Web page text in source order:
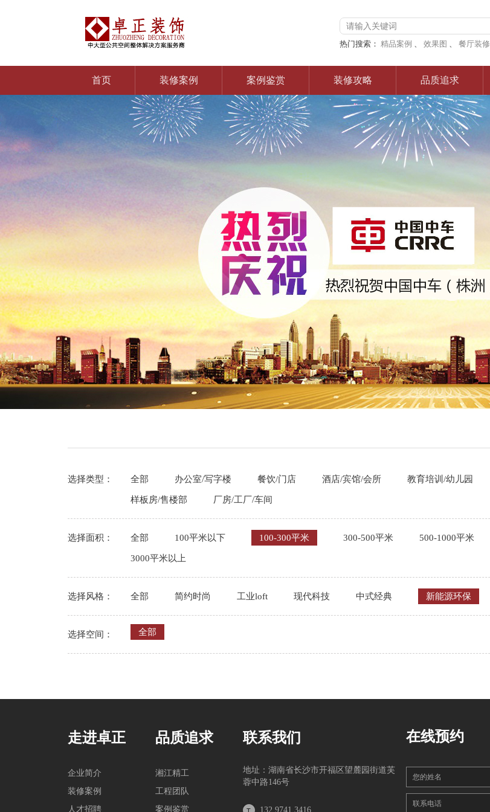
热门搜索： 精品案例 、 效果图 、 餐厅装修
首页 装修案例 案例鉴赏 装修攻略 品质追求
选择类型： 全部 办公室/写字楼 餐饮/门店 酒店/宾馆/会所 教育培训/幼儿园
样板房/售楼部 厂房/工厂/车间
选择面积： 全部 100平米以下 100-300平米 300-500平米 500-1000平米
3000平米以上
选择风格： 全部 简约时尚 工业loft 现代科技 中式经典 新能源环保
选择空间： 全部
走进卓正
企业简介
装修案例
人才招聘
品质追求
湘江精工
工程团队
案例鉴赏
联系我们
地址：湖南省长沙市开福区望麓园街道芙
蓉中路146号
132 9741 3416
在线预约
您的姓名
联系电话